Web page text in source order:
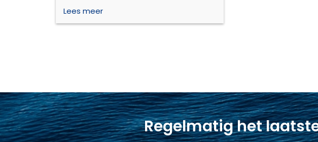
Lees meer
Regelmatig het